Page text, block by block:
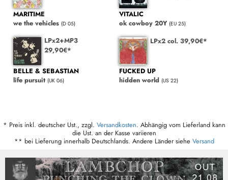
MARITIME
we the vehicles (D 05)
VITALIC
ok cowboy 20Y (EU 25)
LPx2+MP3
29,90€*
BELLE & SEBASTIAN
life pursuit (UK 06)
LPx2 col. 39,90€*
FUCKED UP
hidden world (US 22)
* Preis inkl. deutscher Ust., zzgl. Versandkosten. Abhängig vom Lieferland kann
die Ust. an der Kasse variieren
** bei Lieferung innerhalb Deutschlands. Andere Länder siehe Versand